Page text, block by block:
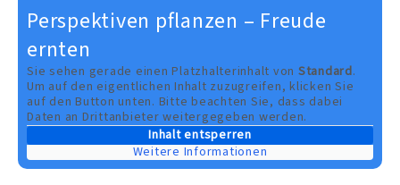
Perspektiven pflanzen – Freude
ernten
Sie sehen gerade einen Platzhalterinhalt von Standard.
Um auf den eigentlichen Inhalt zuzugreifen, klicken Sie
auf den Button unten. Bitte beachten Sie, dass dabei
Daten an Drittanbieter weitergegeben werden.
Inhalt entsperren
Weitere Informationen